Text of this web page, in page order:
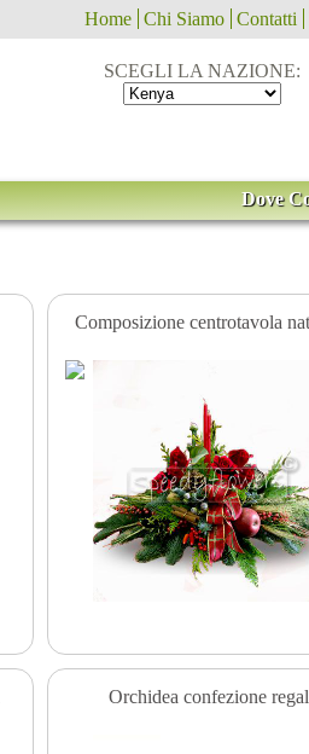
Home Chi Siamo Contatti
SCEGLI LA NAZIONE:
Dove
Composizione centrotavola
Orchidea confezione